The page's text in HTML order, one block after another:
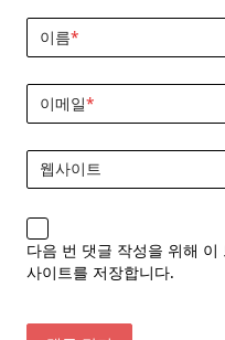
이름*
이메일*
웹사이트
다음 번 댓글 작성을 위해
사이트를 저장합니다.